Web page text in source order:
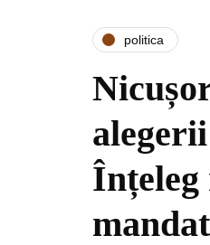
politica
Înțeleg